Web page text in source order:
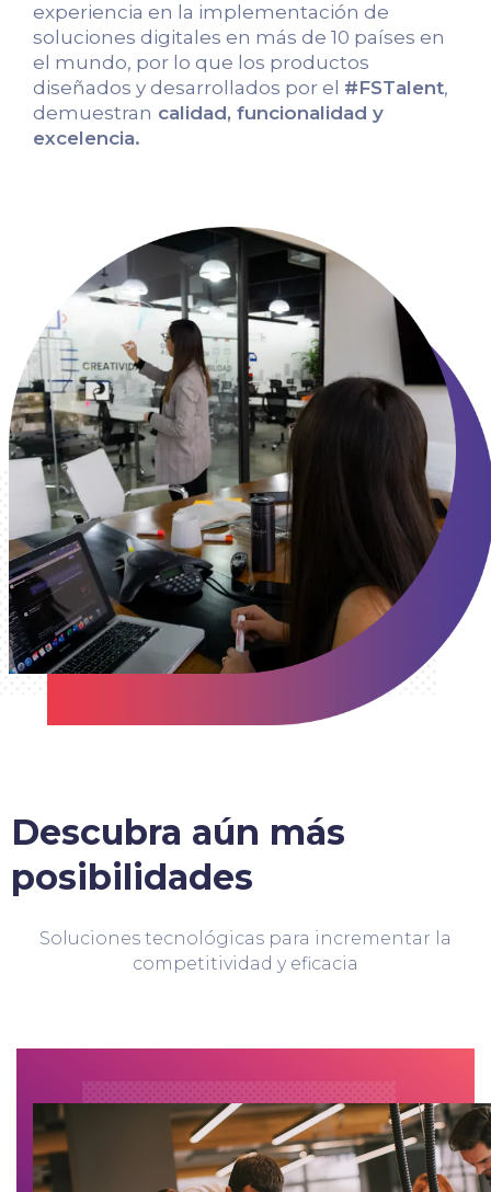
experiencia en la implementación de
soluciones digitales en más de 10 países en
el mundo, por lo que los productos
diseñados y desarrollados por el #FSTalent,
demuestran calidad, funcionalidad y
excelencia.
Descubra aún más
posibilidades
Soluciones tecnológicas para incrementar la
competitividad y eficacia